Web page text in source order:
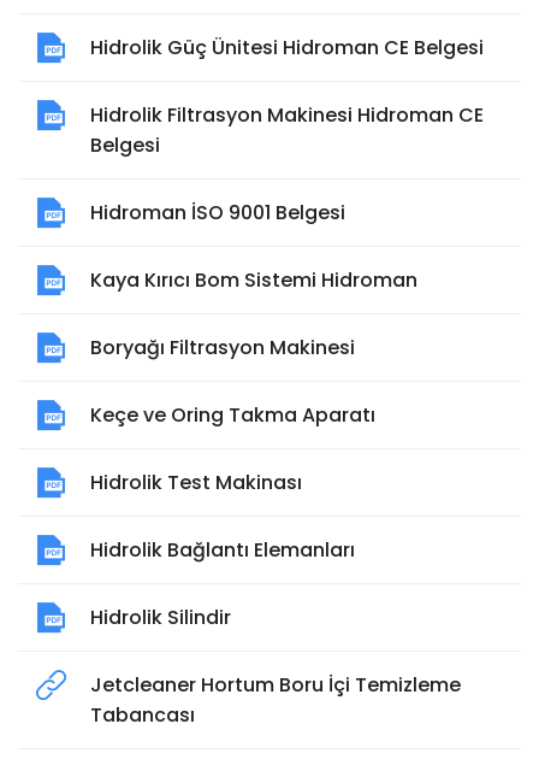
Hidrolik Güç Ünitesi Hidroman CE Belgesi
Hidrolik Filtrasyon Makinesi Hidroman CE
Belgesi
Hidroman İSO 9001 Belgesi
Kaya Kırıcı Bom Sistemi Hidroman
Boryağı Filtrasyon Makinesi
Keçe ve Oring Takma Aparatı
Hidrolik Test Makinası
Hidrolik Bağlantı Elemanları
Hidrolik Silindir
Jetcleaner Hortum Boru İçi Temizleme
Tabancası